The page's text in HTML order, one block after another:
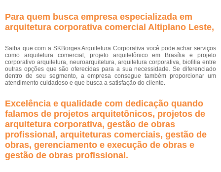
Para quem busca empresa especializada em
arquitetura corporativa comercial Altiplano Leste,
Saiba que com a SKBorges Arquitetura Corporativa você pode achar serviços
como arquitetura comercial, projeto arquitetônico em Brasília e projeto
corporativo arquitetura, neuroarquitetura, arquitetura corporativa, biofilia entre
outras opções que são oferecidas para a sua necessidade. Se diferenciado
dentro de seu segmento, a empresa consegue também proporcionar um
atendimento cuidadoso e que busca a satisfação do cliente.
Excelência e qualidade com dedicação quando
falamos de projetos arquitetônicos, projetos de
arquitetura corporativa, gestão de obras
profissional, arquiteturas comerciais, gestão de
obras, gerenciamento e execução de obras e
gestão de obras profissional.